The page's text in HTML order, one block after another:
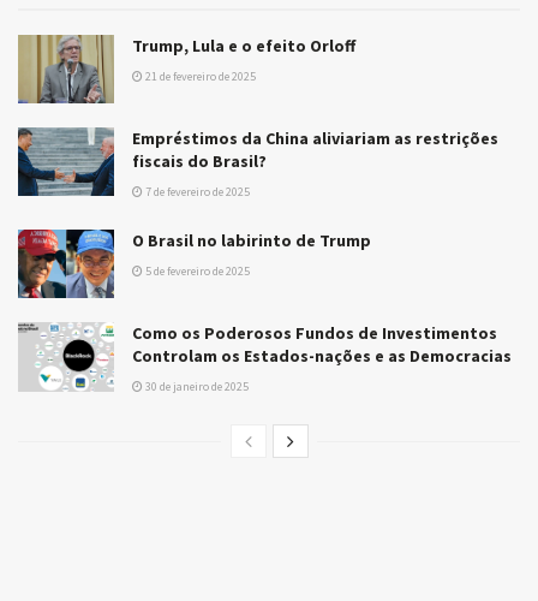
Trump, Lula e o efeito Orloff
21 de fevereiro de 2025
Empréstimos da China aliviariam as restrições
fiscais do Brasil?
7 de fevereiro de 2025
O Brasil no labirinto de Trump
5 de fevereiro de 2025
Como os Poderosos Fundos de Investimentos
Controlam os Estados-nações e as Democracias
30 de janeiro de 2025